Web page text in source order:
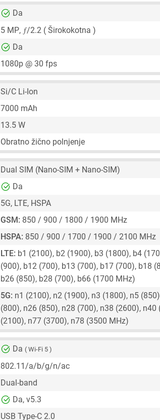
Da
5 MP, ƒ/2.2 ( Širokokotna )
Da
1080p @ 30 fps
Si/C Li-Ion
7000 mAh
13.5 W
Obratno žično polnjenje
Dual SIM (Nano-SIM + Nano-SIM)
Da
5G, LTE, HSPA
GSM: 850 / 900 / 1800 / 1900 MHz
HSPA: 850 / 900 / 1700 / 1900 / 2100 MHz
LTE: b1 (2100), b2 (1900), b3 (1800), b4
(900), b12 (700), b13 (700), b17 (700), b18
b26 (850), b28 (700), b66 (1700 MHz)
5G: n1 (2100), n2 (1900), n3 (1800), n5
(800), n26 (850), n28 (700), n38 (2600),
(2100), n77 (3700), n78 (3500 MHz)
Da ( Wi-Fi 5 )
802.11/a/b/g/n/ac
Dual-band
Da, v5.3
USB Type-C 2.0